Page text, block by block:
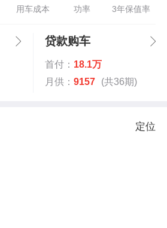
用车成本 功率 3年保值率
贷款购车
首付： 18.1万
月供： 9157 (共36期)
定位